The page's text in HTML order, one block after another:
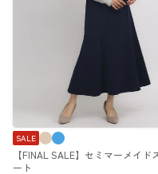
【FINAL SALE】セミマーメイド
ート
SALE